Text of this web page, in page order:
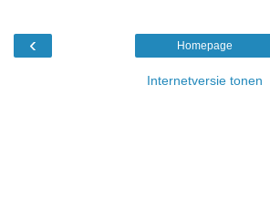
‹ Homepage
Internetversie tonen